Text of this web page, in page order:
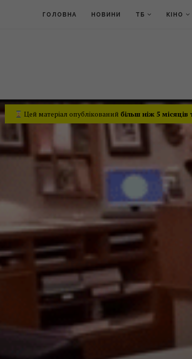
ГОЛОВНА НОВИНИ ТБ КІНО
Цей матеріал опублікований більш ніж 5 місяців